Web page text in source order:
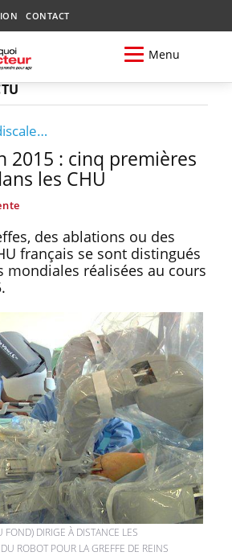
CONTACT
Menu
2015 : cinq premières
les CHU
des ablations ou des
français se sont distingués
mondiales réalisées au cours
DIRIGE À DISTANCE LES
ROBOT POUR LA GREFFE DE REINS